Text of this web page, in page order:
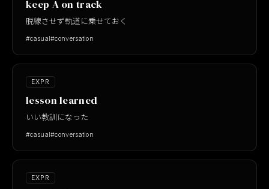
keep A on track
脱線させず軌道に乗せておく
#casual#conversation
EXPR
lesson learned
いい教訓になった
#casual#conversation
EXPR